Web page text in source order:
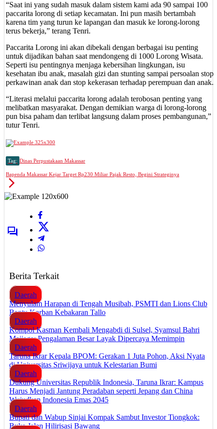
“Saat ini yang sudah masuk dalam sistem kami ada 90 sampai 100
paccarita lorong di setiap kecamatan. Ini pun masih bertambah
karena tim yang turun ke lapangan dan masuk ke lorong-lorong
terus bekerja,” terang Tenri.
Paccarita Lorong ini akan dibekali dengan berbagai isu penting
untuk dijadikan bahan saat mendongeng di 1000 Lorong Wisata.
Seperti isu pentingnya menjaga kebersihan lingkungan, isu
kesehatan ibu anak, masalah gizi dan stunting sampai persoalan stop
perkawinan anak dan stop kekerasan terhadap perempuan dan anak.
“Literasi melalui paccarita lorong adalah terobosan penting yang
melibatkan masyarakat. Dengan demikian warga di lorong-lorong
pun bisa paham dan terlibat langsung dalam proses pembangunan,”
tutur Tenri.
Tag: Dinas Perpustakaan Makassar
Bapenda Makassar Kejar Target Rp230 Miliar Pajak Resto, Begini Strateginya
Berita Terkait
Daerah
Menyulam Harapan di Tengah Musibah, PSMTI dan Lions Club
Bantu Korban Kebakaran Tallo
Daerah
Kompol Kasman Kembali Mengabdi di Sulsel, Syamsul Bahri
Majjaga: Pengalaman Besar Layak Dipercaya Memimpin
Daerah
Taruna Ikrar Kepala BPOM: Gerakan 1 Juta Pohon, Aksi Nyata
di Universitas Sriwijaya untuk Kelestarian Bumi
Daerah
Dukung Universitas Republik Indonesia, Taruna Ikrar: Kampus
Harus Menjadi Jantung Peradaban seperti Jepang dan China
Wujudkan Indonesia Emas 2045
Daerah
Bupati dan Wabup Sinjai Kompak Sambut Investor Tiongkok:
Buka Jalan Hilirisasi Bawang